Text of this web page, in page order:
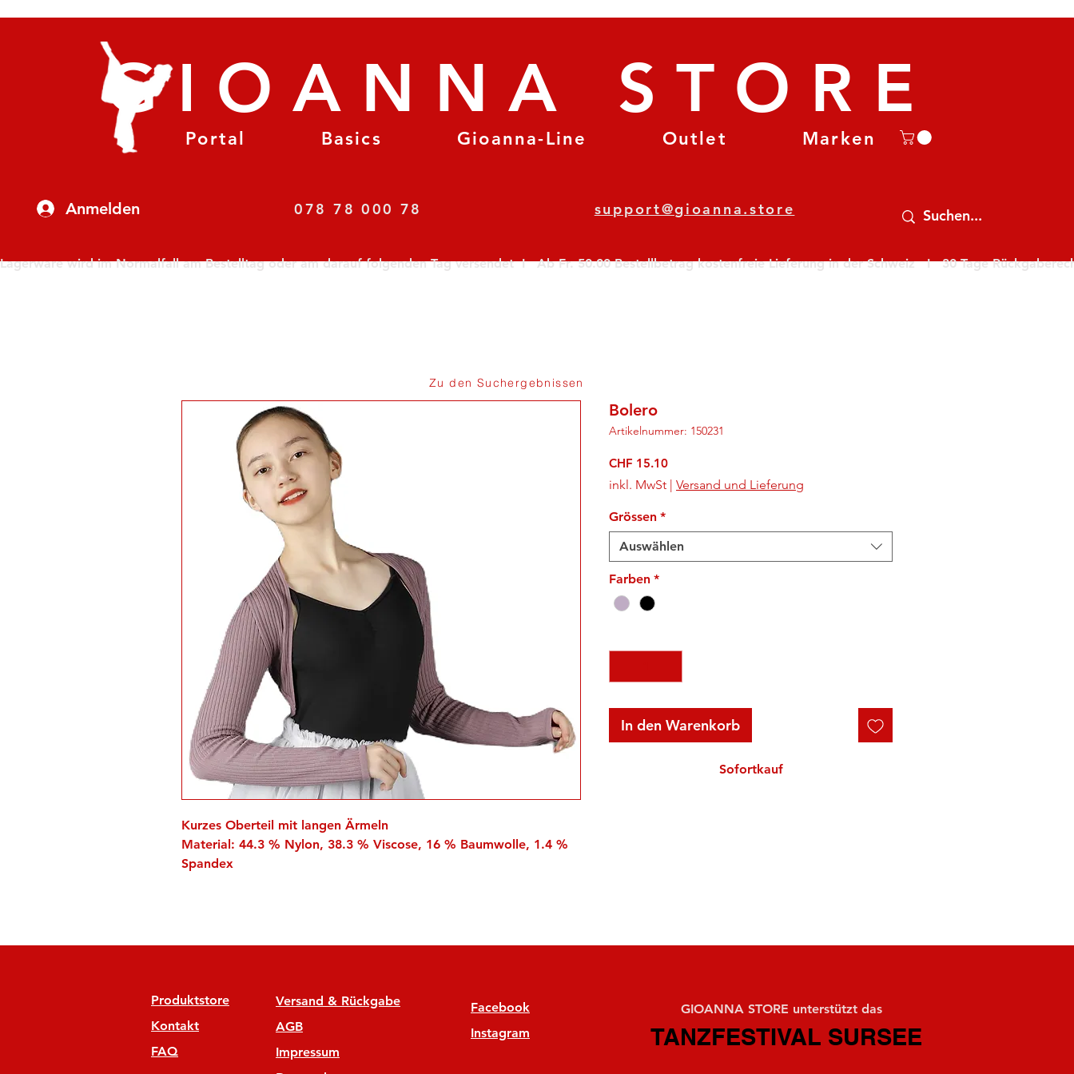
Anmelden
Portal Basics Gioanna-Line Outlet Marken
GIOANNA STORE
078 78 000 78 support@gioanna.store
Lagerware wird im Normalfall am Bestelltag oder am darauf folgenden Tag versendet  I   Ab Fr. 50.00 Bestellbetrag kostenfreie Lieferung in der Schweiz   I   30 Tage
Kurzes Oberteil mit langen Ärmeln
Material: 44.3 % Nylon, 38.3 % Viscose, 16 % Baumwolle, 1.4 %
Spandex
Bolero
Artikelnummer: 150231
CHF 15.10Preis
inkl. MwSt | Versand und Lieferung
Grössen *
Auswählen
Farben *
In den Warenkorb
Sofortkauf
Zu den Suchergebnissen
Produktstore
Kontakt
FAQ
Versand & Rückgabe
AGB
Impressum
Facebook
Instagram
GIOANNA STORE unterstützt das
TANZFESTIVAL SURSEE
TANZFESTIVAL SURSEE